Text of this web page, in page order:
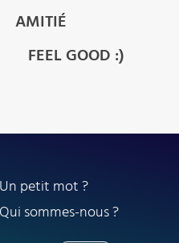
AMITIÉ
FEEL GOOD :)
Un petit mot ?
Qui sommes-nous ?